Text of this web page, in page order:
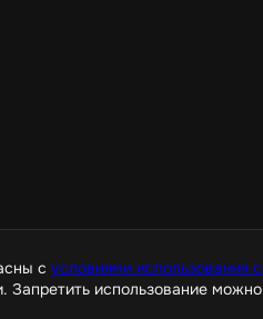
с условиями использования
Запретить использование